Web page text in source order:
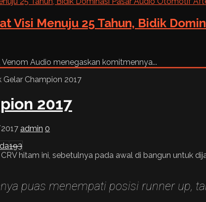
Visi Menuju 25 Tahun, Bidik
Audio menegaskan komitmennya...
2017
admin 0
193
hitam ini, sebetulnya pada awal di bangun untuk
puas menempati posisi runner up,